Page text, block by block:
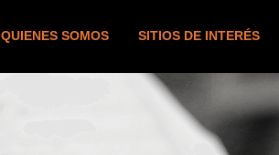
QUIENES SOMOS SITIOS DE INTERÉS